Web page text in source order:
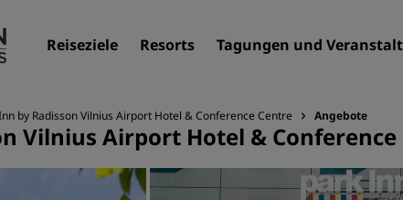
Reiseziele Resorts Tagungen und
by Radisson Vilnius Airport Hotel & Conference Centre Angebote
Vilnius Airport Hotel & Conference